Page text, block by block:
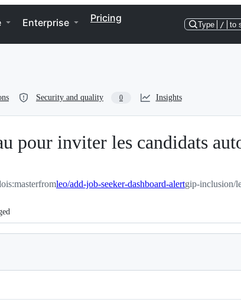
Enterprise Pricing
Type / to
Security and quality 0 Insights
pour inviter les candidats
fromleo/add-job-seeker-dashboard-alertgip-inclusion/